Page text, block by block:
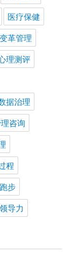
医疗保健
变革管理
理测评
据治理
咨询
程
跑步
领导力